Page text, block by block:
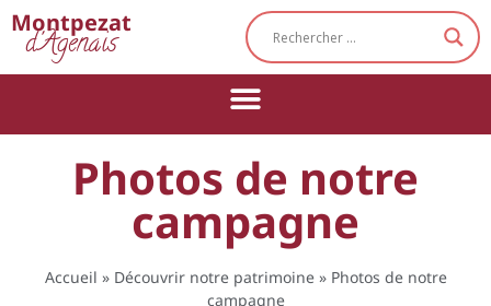
Montpezat
d'Agenais
Photos de notre
campagne
Accueil » Découvrir notre patrimoine» Photos de notre
campagne
Cookies management panel